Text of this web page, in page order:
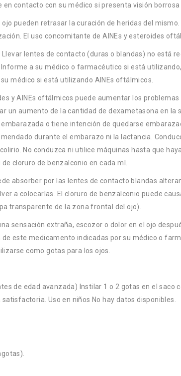
contacto con su médico si presenta visión
pueden retrasar la curación de heridas del
El uso concomitante de AINEs y esteroides
lentes de contacto (duras o blandas) no está
a su médico o farmacéutico si está
médico si está utilizando AINEs oftálmicos.
y AINEs oftálmicos puede aumentar los
un aumento de la cantidad de dexametasona en
o tiene intención de quedarse
durante el embarazo ni la lactancia.
No conduzca ni utilice máquinas hasta que
cloruro de benzalconio en cada ml.
absorber por las lentes de contacto blandas
a colocarlas. El cloruro de benzalconio puede
transparente de la zona frontal del ojo).
sensación extraña, escozor o dolor en el ojo
este medicamento indicadas por su médico o
como gotas para los ojos.
de edad avanzada) Instilar 1 o 2 gotas en el saco
Uso en niños No hay datos disponibles.